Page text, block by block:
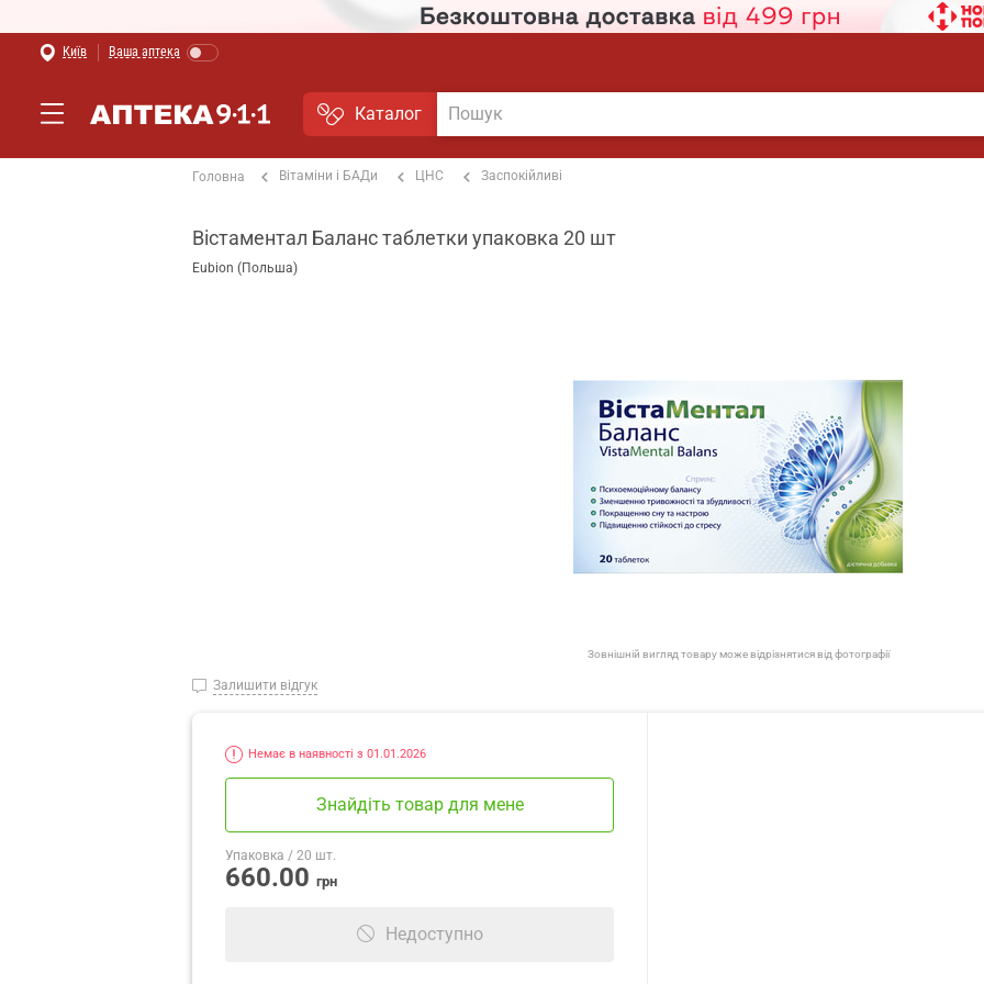
Київ Ваша аптека
Каталог
Головна Вітаміни і БАДи ЦНС Заспокійливі
Вістаментал Баланс таблетки упаковка 20 шт
Eubion (Польша)
Зовнішній вигляд товару може відрізнятися від фотографії
Залишити відгук
Немає в наявності з 01.01.2026
Знайдіть товар для мене
Упаковка / 20 шт.
660.00 грн
Недоступно